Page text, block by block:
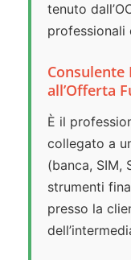
tenuto
professionali
all’Offerta
È il
collegato a
(banca, SIM,
strumenti
presso la